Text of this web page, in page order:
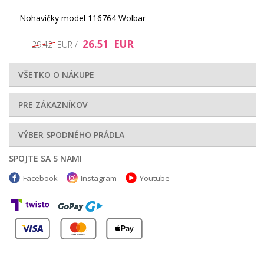
Nohavičky model 116764 Wolbar
29.42 EUR / 26.51 EUR
VŠETKO O NÁKUPE
PRE ZÁKAZNÍKOV
VÝBER SPODNÉHO PRÁDLA
SPOJTE SA S NAMI
Facebook Instagram Youtube